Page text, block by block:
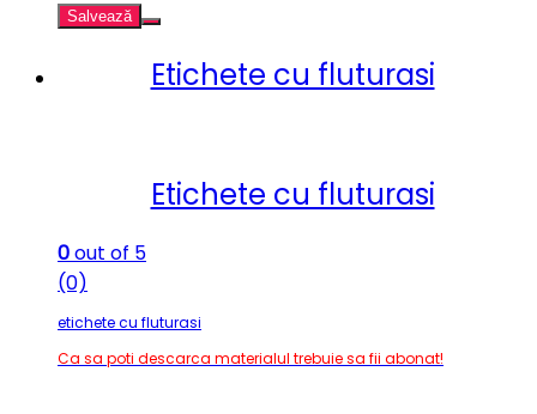
Salvează
Etichete cu fluturasi
Etichete cu fluturasi
0out of 5
(0)
etichete cu fluturasi
Ca sa poti descarca materialul trebuie sa fii abonat!